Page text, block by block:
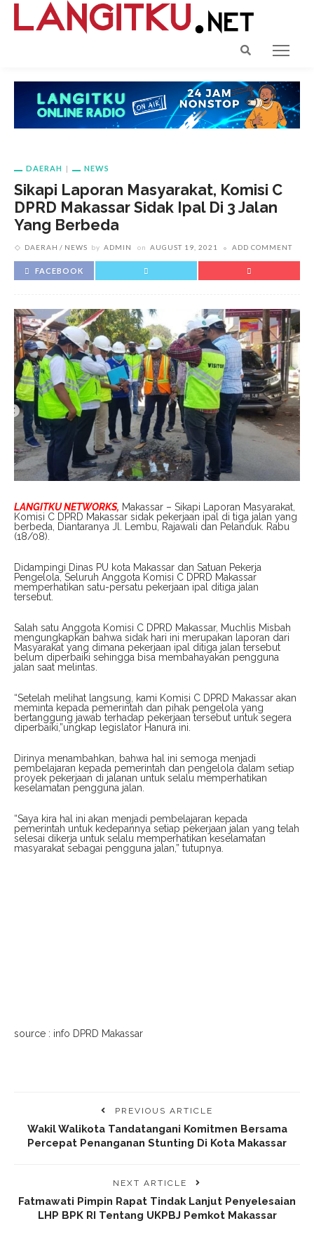
DAERAH NEWS
Sikapi Laporan Masyarakat, Komisi C
DPRD Makassar Sidak Ipal Di 3 Jalan
Yang Berbeda
DAERAH NEWS by ADMIN on AUGUST 19, 2021 ADD COMMENT
FACEBOOK
LANGITKU NETWORKS, Makassar – Sikapi Laporan Masyarakat,
Komisi C DPRD Makassar sidak pekerjaan ipal di tiga jalan yang
berbeda, Diantaranya Jl. Lembu, Rajawali dan Pelanduk. Rabu
(18/08).
Didampingi Dinas PU kota Makassar dan Satuan Pekerja
Pengelola, Seluruh Anggota Komisi C DPRD Makassar
memperhatikan satu-persatu pekerjaan ipal ditiga jalan
tersebut.
Salah satu Anggota Komisi C DPRD Makassar, Muchlis Misbah
mengungkapkan bahwa sidak hari ini merupakan laporan dari
Masyarakat yang dimana pekerjaan ipal ditiga jalan tersebut
belum diperbaiki sehingga bisa membahayakan pengguna
jalan saat melintas.
“Setelah melihat langsung, kami Komisi C DPRD Makassar akan
meminta kepada pemerintah dan pihak pengelola yang
bertanggung jawab terhadap pekerjaan tersebut untuk segera
diperbaiki,”ungkap legislator Hanura ini.
Dirinya menambahkan, bahwa hal ini semoga menjadi
pembelajaran kepada pemerintah dan pengelola dalam setiap
proyek pekerjaan di jalanan untuk selalu memperhatikan
keselamatan pengguna jalan.
“Saya kira hal ini akan menjadi pembelajaran kepada
pemerintah untuk kedepannya setiap pekerjaan jalan yang telah
selesai dikerja untuk selalu memperhatikan keselamatan
masyarakat sebagai pengguna jalan,” tutupnya.
source : info DPRD Makassar
PREVIOUS ARTICLE
Wakil Walikota Tandatangani Komitmen Bersama
Percepat Penanganan Stunting Di Kota Makassar
NEXT ARTICLE
Fatmawati Pimpin Rapat Tindak Lanjut Penyelesaian
LHP BPK RI Tentang UKPBJ Pemkot Makassar